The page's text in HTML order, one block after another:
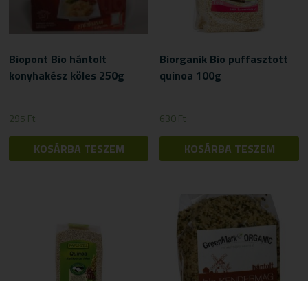
Biopont Bio hántolt
konyhakész köles 250g
295 Ft
KOSÁRBA TESZEM
Biorganik Bio puffasztott
quinoa 100g
630Ft
KOSÁRBA TESZEM